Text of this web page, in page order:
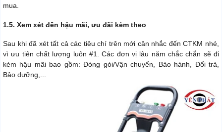
mua.
1.5. Xem xét đến hậu mãi, ưu đãi kèm theo
Sau khi đã xét tất cả các tiêu chí trên mới cân nhắc đến CTKM nhé,
vì ưu tiên chất lượng luôn #1. Các đơn vị lâu năm chắc chắn sẽ đi
kèm hậu mãi bao gồm: Đóng gói/Vận chuyển, Bảo hành, Đổi trả,
Bảo dưỡng,...